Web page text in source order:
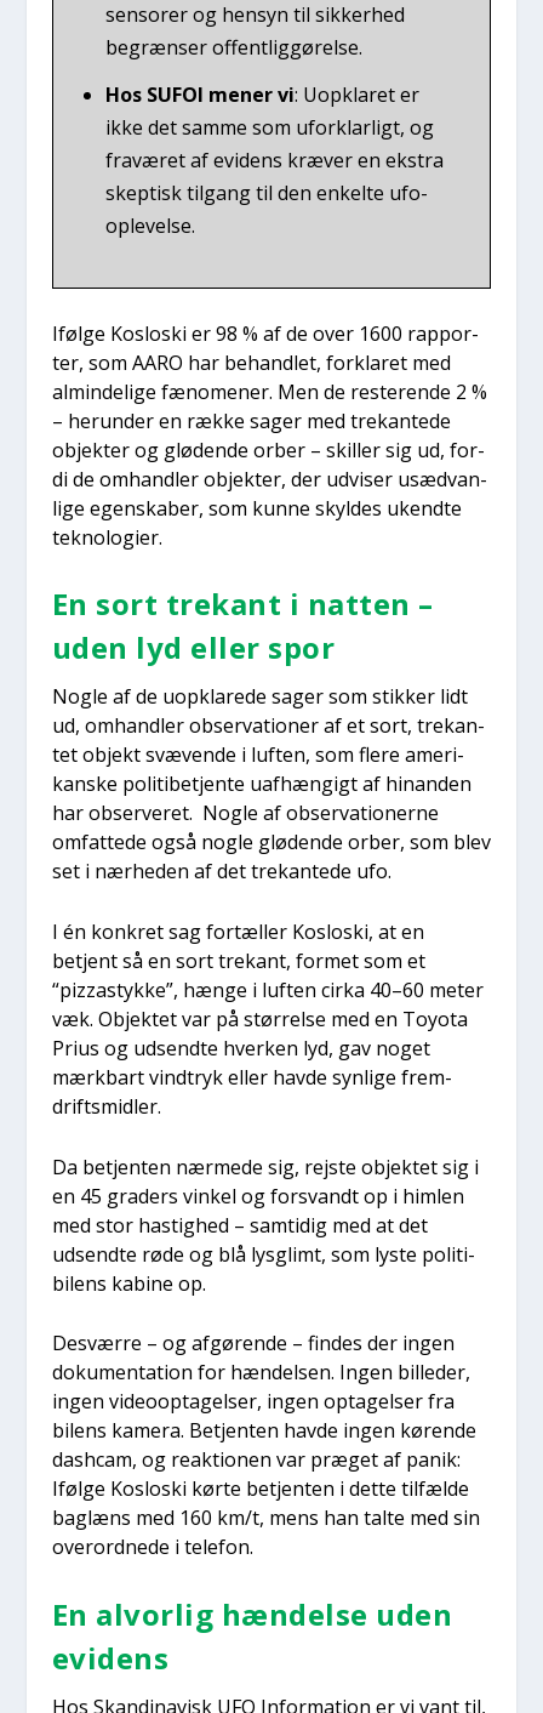
sen­so­rer og hen­syn til sik­ker­hed
begræn­ser offent­lig­gø­rel­se.
Hos SUFOI mener vi: Uopkla­ret er
ikke det sam­me som ufor­klar­ligt, og
fra­væ­ret af evi­dens kræ­ver en ekstra
skep­tisk til­gang til den enkel­te ufo-
ople­vel­se.
Iføl­ge Koslo­ski er 98 % af de over 1600 rap­por­
ter, som AARO har behand­let, for­kla­ret med
almin­de­li­ge fæno­me­ner. Men de reste­ren­de 2 %
– her­un­der en ræk­ke sager med tre­kan­te­de
objek­ter og glø­de­n­de orber – skil­ler sig ud, for­
di de omhand­ler objek­ter, der udvi­ser usæd­van­
li­ge egen­ska­ber, som kun­ne skyl­des ukend­te
tek­no­lo­gi­er.
En sort tre­kant i nat­ten –
uden lyd eller spor
Nog­le af de uopkla­re­de sager som stik­ker lidt
ud, omhand­ler obser­va­tio­ner af et sort, tre­kan­
tet objekt svæ­ven­de i luf­ten, som fle­re ame­ri­
kan­ske poli­ti­be­tjen­te uaf­hæn­gigt af hin­an­den
har obser­ve­ret. Nog­le af obser­va­tio­ner­ne
omfat­te­de også nog­le glø­de­n­de orber, som blev
set i nær­he­den af det tre­kan­te­de ufo.
I én kon­kret sag for­tæl­ler Koslo­ski, at en
betjent så en sort tre­kant, for­met som et
“pizzastyk­ke”, hæn­ge i luf­ten cir­ka 40–60 meter
væk. Objek­tet var på stør­rel­se med en Toy­o­ta
Pri­us og udsend­te hver­ken lyd, gav noget
mærk­bart vind­tryk eller hav­de syn­li­ge frem­
drifts­mid­ler.
Da betjen­ten nær­me­de sig, rej­ste objek­tet sig i
en 45 gra­ders vin­kel og for­svandt op i him­len
med stor hastig­hed – sam­ti­dig med at det
udsend­te røde og blå lys­glimt, som lyste poli­ti­
bi­lens kabi­ne op.
Desvær­re – og afgø­ren­de – fin­des der ingen
doku­men­ta­tion for hæn­del­sen. Ingen bil­le­der,
ingen video­op­ta­gel­ser, ingen opta­gel­ser fra
bilens kame­ra. Betjen­ten hav­de ingen køren­de
das­hcam, og reak­tio­nen var præ­get af panik:
Iføl­ge Koslo­ski kør­te betjen­ten i det­te til­fæl­de
bag­læns med 160 km/t, mens han tal­te med sin
over­ord­ne­de i tele­fon.
En alvor­lig hæn­del­se uden
evi­dens
Hos Skan­di­na­visk UFO Infor­ma­tion er vi vant til,